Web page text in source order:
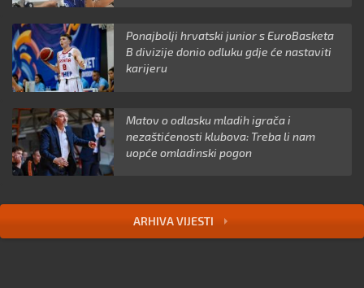
Ponajbolji hrvatski junior s EuroBasketa
B divizije donio odluku gdje će nastaviti
karijeru
Matov o odlasku mladih igrača i
nezaštićenosti klubova: Treba li nam
uopće omladinski pogon
ARHIVA VIJESTI